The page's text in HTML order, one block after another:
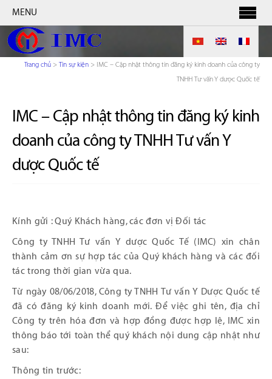
MENU
Trang chủ > Tin sự kiện > IMC – Cập nhật thông tin đăng ký kinh doanh của công ty
TNHH Tư vấn Y dược Quốc tế
IMC – Cập nhật thông tin đăng ký kinh
doanh của công ty TNHH Tư vấn Y
dược Quốc tế
Kính gửi : Quý Khách hàng, các đơn vị Đối tác
Công ty TNHH Tư vấn Y dược Quốc Tế (IMC) xin chân
thành cảm ơn sự hợp tác của Quý khách hàng và các đối
tác trong thời gian vừa qua.
Từ ngày 08/06/2018, Công ty TNHH Tư vấn Y Dược Quốc tế
đã có đăng ký kinh doanh mới. Để việc ghi tên, địa chỉ
Công ty trên hóa đơn và hợp đồng được hợp lệ, IMC xin
thông báo tới toàn thể quý khách nội dung cập nhật như
sau:
Thông tin trước: